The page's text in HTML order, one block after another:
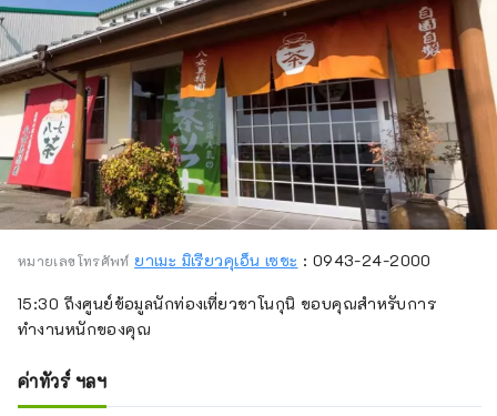
หมายเลขโทรศัพท์ ยาเมะ มิเรียวคุเอ็น เซชะ : 0943-24-2000
15:30 ถึงศูนย์ข้อมูลนักท่องเที่ยวชาโนกุนิ ขอบคุณสำหรับการ
ทำงานหนักของคุณ
ค่าทัวร์ ฯลฯ